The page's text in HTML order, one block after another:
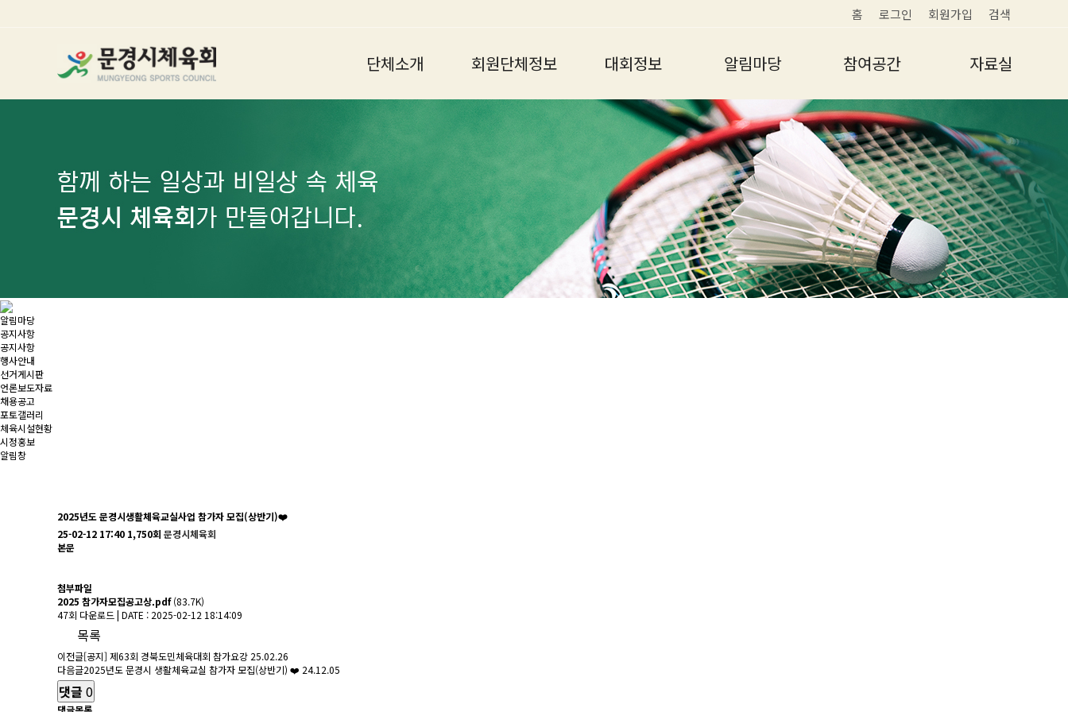
홈 로그인 회원가입 검색
단체소개 회원단체정보 대회정보 알림마당 참여공간 자료실
알림마당
공지사항
공지사항
행사안내
선거게시판
언론보도자료
채용공고
포토갤러리
체육시설현황
시정홍보
알림창
2025년도 문경시생활체육교실사업 참가자 모집(상반기)❤️
25-02-12 17:40 1,750회 문경시체육회
본문
첨부파일
2025 참가자모집공고상.pdf(83.7K)
47회 다운로드 | DATE : 2025-02-12 18:14:09
목록
이전글[공지] 제63회 경북도민체육대회 참가요강 25.02.26
다음글2025년도 문경시 생활체육교실 참가자 모집(상반기) ❤️ 24.12.05
댓글 0
댓글목록